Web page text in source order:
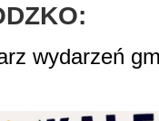
wydarzeń